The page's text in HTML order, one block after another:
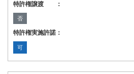
特許権譲渡 ：
否
特許権実施許諾：
可